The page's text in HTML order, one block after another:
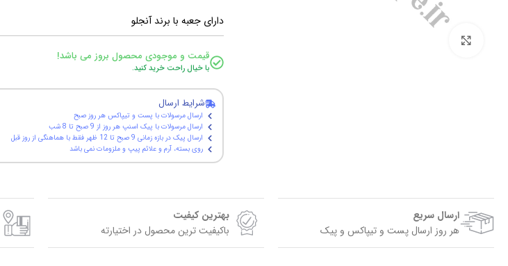
دارای جعبه با برند آنجلو
قیمت و موجودی محصول بروز می باشد!
با خیال راحت خرید کنید.
شرایط ارسال
ارسال مرسولات با پست و تیپاکس هر روز صبح
ارسال مرسولات با پیک اسنپ هر روز از 9 صبح تا 8 شب
ارسال پیک در بازه زمانی 9 صبح تا 12 ظهر فقط با هماهنگی از روز قبل
روی بسته، آرم و علائم پیپ و ملزومات نمی باشد
ارسال سریع
هر روز ارسال پست و تیپاکس و پیک
بهترین کیفیت
باکیفیت ترین محصول در اختیارته